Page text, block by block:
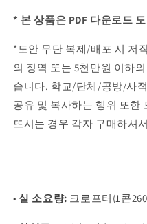
* 본 상품은 PDF 다운로드
*도안 무단 복제/배포 시 저
의 징역 또는 5천만원 이하
습니다. 학교/단체/공방/사
공유 및 복사하는 행위 또한
뜨시는 경우 각자 구매하셔
• 실 소요량: 크로프터(1콘